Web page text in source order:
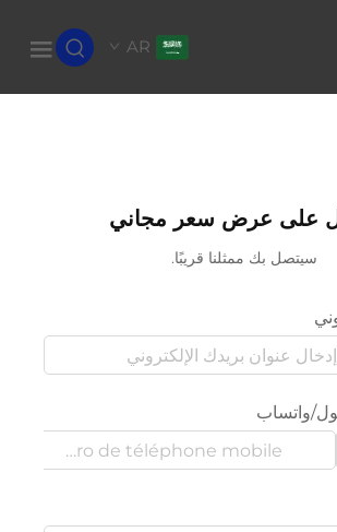
AR
على عرض سعر مجاني
سيتصل بك ممثلنا قريبًا.
واتساب